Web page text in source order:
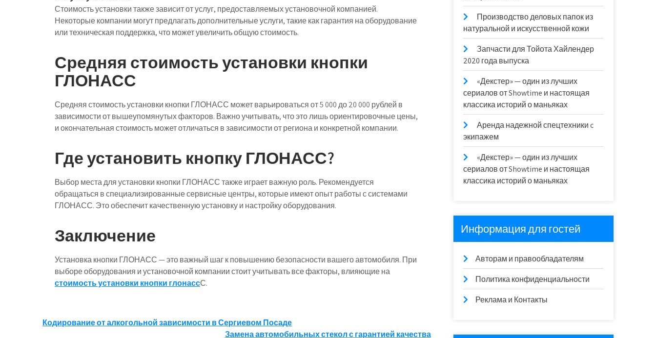
Стоимость установки также зависит от услуг, предоставляемых установочной компанией.
Некоторые компании могут предлагать дополнительные услуги, такие как гарантия на оборудование
или техническая поддержка, что может увеличить общую стоимость.
Средняя стоимость установки кнопки
ГЛОНАСС
Средняя стоимость установки кнопки ГЛОНАСС может варьироваться от 5 000 до 20 000 рублей в
зависимости от вышеупомянутых факторов. Важно учитывать, что это лишь ориентировочные цены,
и окончательная стоимость может отличаться в зависимости от региона и конкретной компании.
Где установить кнопку ГЛОНАСС?
Выбор места для установки кнопки ГЛОНАСС также играет важную роль. Рекомендуется
обращаться в специализированные сервисные центры, которые имеют опыт работы с системами
ГЛОНАСС. Это обеспечит качественную установку и настройку оборудования.
Заключение
Установка кнопки ГЛОНАСС — это важный шаг к повышению безопасности вашего автомобиля. При
выборе оборудования и установочной компании стоит учитывать все факторы, влияющие на
стоимость установки кнопки глонассС.
Навигация
Кодирование от алкогольной зависимости в Сергиевом Посаде
Замена автомобильных стекол с гарантией качества
Производство деловых папок из
натуральной и искусственной кожи
Запчасти для Тойота Хайлендер
2020 года выпуска
«Декстер» — один из лучших
сериалов от Showtime и настоящая
классика историй о маньяках
Аренда надежной спецтехники c
экипажем
«Декстер» — один из лучших
сериалов от Showtime и настоящая
классика историй о маньяках
Информация для гостей
Авторам и правообладателям
Политика конфиденциальности
Реклама и Контакты